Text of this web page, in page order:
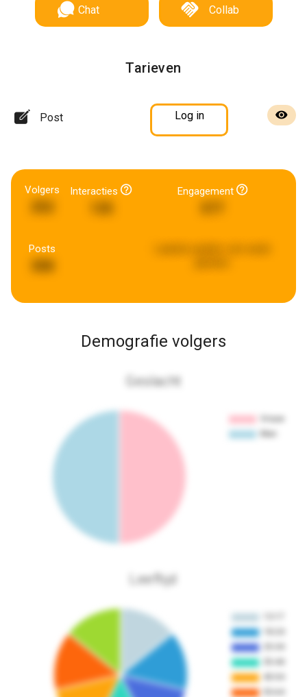
Chat Collab
Tarieven
Post Log in
Volgers Interacties Engagement
Posts
308
Demografie volgers
Geslacht
Leeftijd